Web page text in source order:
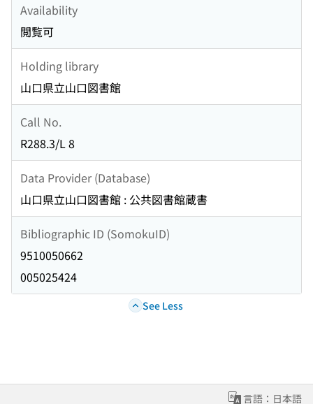
Availability
閲覧可
Holding library
山口県立山口図書館
Call No.
R288.3/L 8
Data Provider (Database)
山口県立山口図書館 : 公共図書館蔵書
Bibliographic ID (SomokuID)
9510050662
005025424
See Less
言語：日本語